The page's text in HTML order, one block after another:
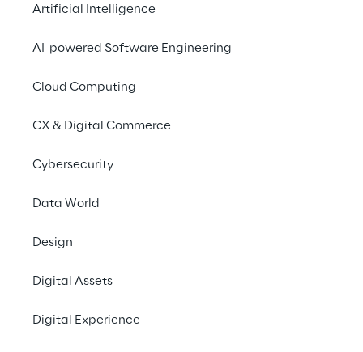
Artificial Intelligence
AI-powered Software Engineering
Cloud Computing
CX & Digital Commerce
Cybersecurity
Data World
Design
Digital Assets
Digital Experience
"Welcome Future!":
come sviluppare
tre ore